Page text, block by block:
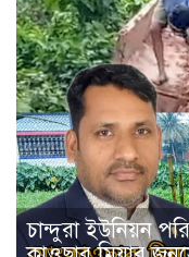
চান্দুরা ইউনিয়ন